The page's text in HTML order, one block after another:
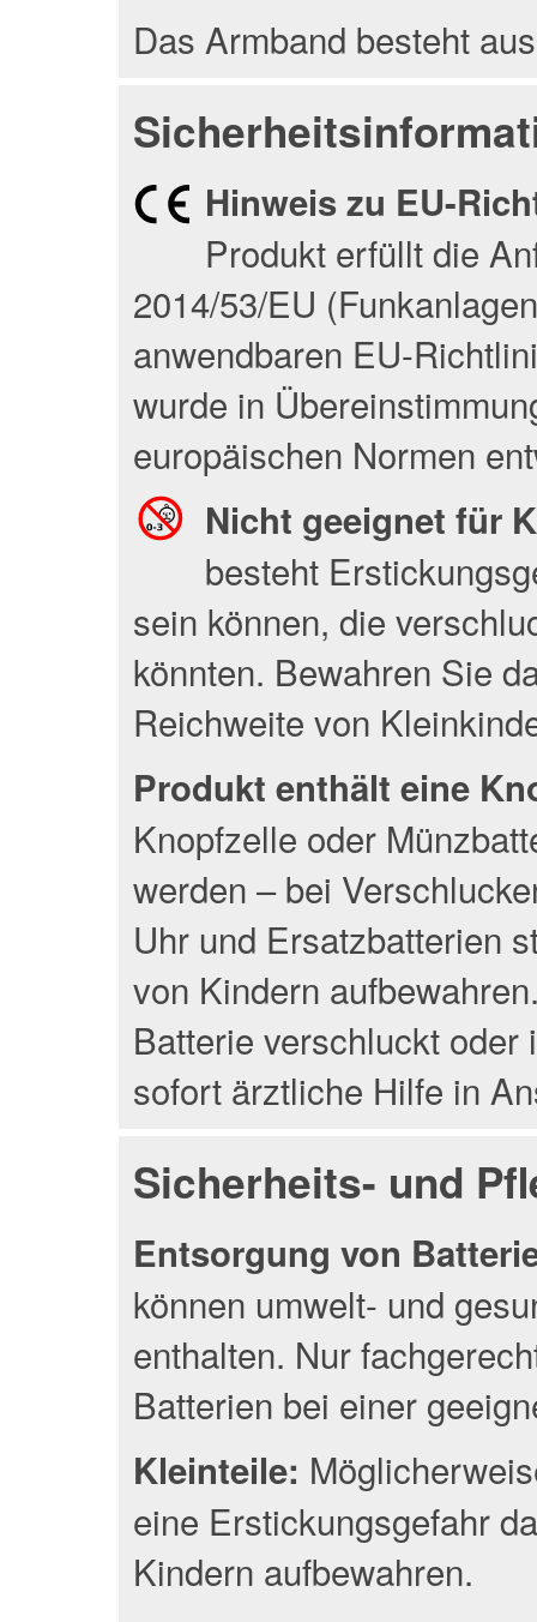
Das Armband besteht
Hinweis zu EU-
Produkt erfüllt die
2014/53/EU
anwendbaren EU-
wurde in
europäischen Normen
Nicht geeignet für
besteht
sein können, die
könnten. Bewahren Sie
Reichweite von
Produkt enthält eine
Knopfzelle oder
werden – bei
Uhr und Ersatzbatterien
von Kindern
Batterie verschluckt
sofort ärztliche Hilfe in
Sicherheits- und
Entsorgung von
können umwelt- und
enthalten. Nur
Batterien bei einer
Kleinteile:
eine Erstickungsgefahr
Kindern aufbewahren.